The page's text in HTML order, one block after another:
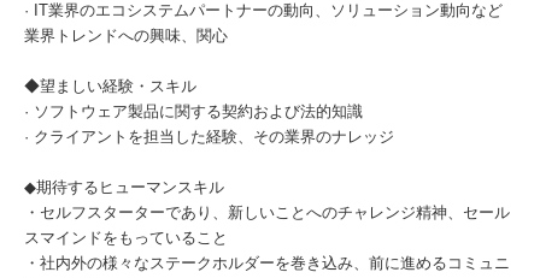
· IT業界のエコシステムパートナーの動向、ソリューション動向など
業界トレンドへの興味、関心
◆望ましい経験・スキル
· ソフトウェア製品に関する契約および法的知識
· クライアントを担当した経験、その業界のナレッジ
◆期待するヒューマンスキル
・セルフスターターであり、新しいことへのチャレンジ精神、セール
スマインドをもっていること
・社内外の様々なステークホルダーを巻き込み、前に進めるコミュニ